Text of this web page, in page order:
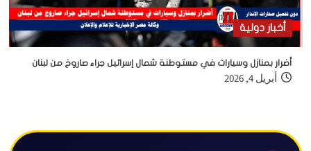
أخبار دولية
أضرار بمنازل وسيارات في مستوطنة شمال إسرائيل جراء صاروخ من لبنان
أبريل 4, 2026